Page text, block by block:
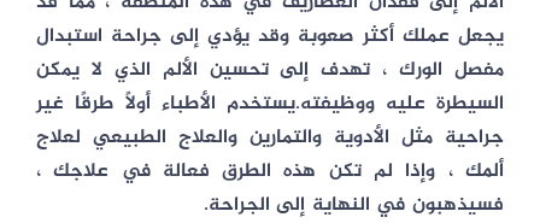
يجعل عملك أكثر صعوبة وقد يؤدي إلى جراحة استبدال
مفصل الورك ، تهدف إلى تحسين الألم الذي لا يمكن
السيطرة عليه ووظيفته.يستخدم الأطباء أولاً طرقًا غير
جراحية مثل الأدوية والتمارين والعلاج الطبيعي لعلاج
ألمك ، وإذا لم تكن هذه الطرق فعالة في علاجك ،
فسيذهبون في النهاية إلى الجراحة.